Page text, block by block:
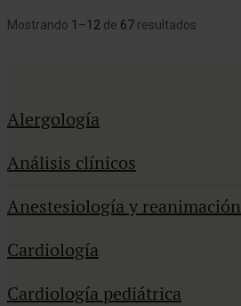
Mostrando 1 –12 de 67 resultados
Alergología
Análisis clínicos
Anestesiología y reanimación
Cardiología
Cardiología pediátrica